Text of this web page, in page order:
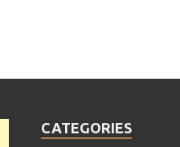
CATEGORIES